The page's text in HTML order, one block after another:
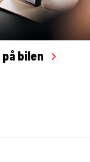
bilen